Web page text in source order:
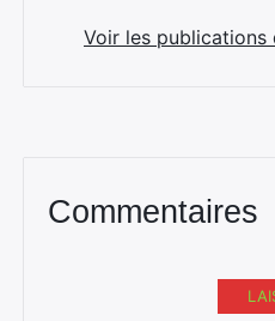
Voir les publications
Commentaires